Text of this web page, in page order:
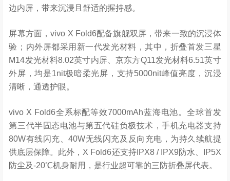
边内屏，带来沉浸且舒适的握持感。
屏幕方面，vivo X Fold6配备旗舰双屏，带来一致的沉浸体
验；内外屏都采用新一代发光材料，其中，折叠首发三星
M14发光材料8.02英寸内屏、京东方Q11发光材料6.51英寸
外屏，均是1nit极暗柔光屏，支持5000nit峰值亮度，沉浸
清晰，通透护眼。
vivo X Fold6全系标配等效7000mAh蓝海电池。全球首发
第三代半固态电池与第五代硅负极技术，手机充电器支持
80W有线闪充、40W无线闪充及反向充电，为持久续航提
供底层保障。此外，X Fold6还支持IPX8 / IPX9防水、IP5X
防尘及-20℃机身耐用，是行业超可靠的三防折叠屏代表。